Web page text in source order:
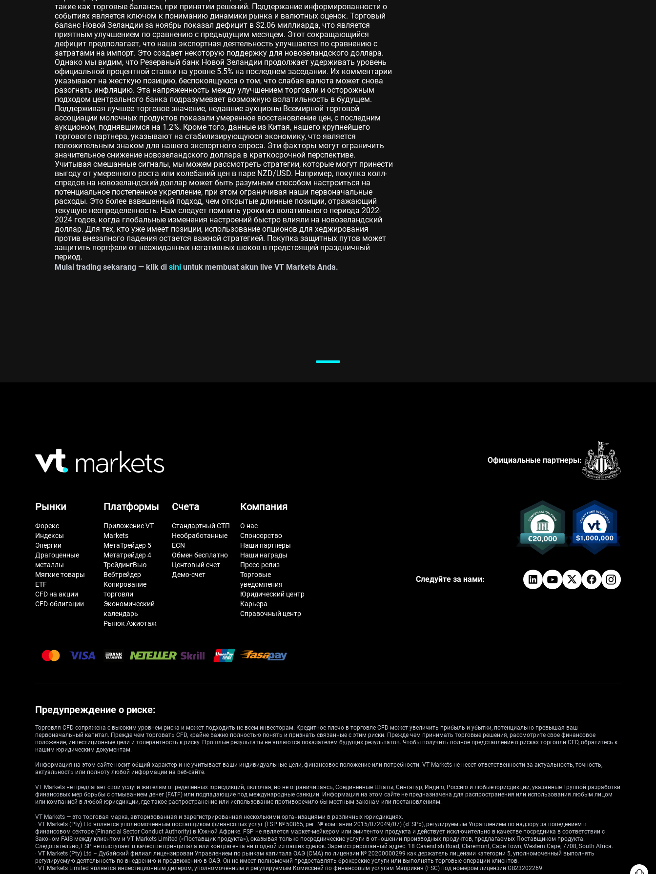
такие как торговые балансы, при принятии решений. Поддержание информированности о
событиях является ключом к пониманию динамики рынка и валютных оценок. Торговый
баланс Новой Зеландии за ноябрь показал дефицит в $2.06 миллиарда, что является
приятным улучшением по сравнению с предыдущим месяцем. Этот сокращающийся
дефицит предполагает, что наша экспортная деятельность улучшается по сравнению с
затратами на импорт. Это создает некоторую поддержку для новозеландского доллара.
Однако мы видим, что Резервный банк Новой Зеландии продолжает удерживать уровень
официальной процентной ставки на уровне 5.5% на последнем заседании. Их комментарии
указывают на жесткую позицию, беспокоящуюся о том, что слабая валюта может снова
разогнать инфляцию. Эта напряженность между улучшением торговли и осторожным
подходом центрального банка подразумевает возможную волатильность в будущем.
Поддерживая лучшее торговое значение, недавние аукционы Всемирной торговой
ассоциации молочных продуктов показали умеренное восстановление цен, с последним
аукционом, поднявшимся на 1.2%. Кроме того, данные из Китая, нашего крупнейшего
торгового партнера, указывают на стабилизирующуюся экономику, что является
положительным знаком для нашего экспортного спроса. Эти факторы могут ограничить
значительное снижение новозеландского доллара в краткосрочной перспективе.
Учитывая смешанные сигналы, мы можем рассмотреть стратегии, которые могут принести
выгоду от умеренного роста или колебаний цен в паре NZD/USD. Например, покупка колл-
спредов на новозеландский доллар может быть разумным способом настроиться на
потенциальное постепенное укрепление, при этом ограничивая наши первоначальные
расходы. Это более взвешенный подход, чем открытые длинные позиции, отражающий
текущую неопределенность. Нам следует помнить уроки из волатильного периода 2022-
2024 годов, когда глобальные изменения настроений быстро влияли на новозеландский
доллар. Для тех, кто уже имеет позиции, использование опционов для хеджирования
против внезапного падения остается важной стратегией. Покупка защитных путов может
защитить портфели от неожиданных негативных шоков в предстоящий праздничный
период.
Mulai trading sekarang — klik di sini untuk membuat akun live VT Markets Anda.
Официальные партнеры:
Рынки
Форекс
Индексы
Энергии
Драгоценные
металлы
Мягкие товары
ETF
CFD на акции
CFD-облигации
Платформы
Приложение VT
Markets
МетаТрейдер 5
Метатрейдер 4
ТрейдингВью
Вебтрейдер
Копирование
торговли
Экономический
календарь
Рынок Ажиотаж
Счета
Стандартный СТП
Необработанные
ECN
Обмен бесплатно
Центовый счет
Демо-счет
Компания
О нас
Спонсорство
Наши партнеры
Наши награды
Пресс-релиз
Торговые
уведомления
Юридический центр
Карьера
Справочный центр
Следуйте за нами:
Предупреждение о риске:
Торговля CFD сопряжена с высоким уровнем риска и может подходить не всем инвесторам. Кредитное плечо в торговле CFD может увеличить прибыль и убытки, потенциально превышая ваш
первоначальный капитал. Прежде чем торговать CFD, крайне важно полностью понять и признать связанные с этим риски. Прежде чем принимать торговые решения, рассмотрите свое финансовое
положение, инвестиционные цели и толерантность к риску. Прошлые результаты не являются показателем будущих результатов. Чтобы получить полное представление о рисках торговли CFD, обратитесь к
нашим юридическим документам.
Информация на этом сайте носит общий характер и не учитывает ваши индивидуальные цели, финансовое положение или потребности. VT Markets не несет ответственности за актуальность, точность,
актуальность или полноту любой информации на веб-сайте.
VT Markets не предлагает свои услуги жителям определенных юрисдикций, включая, но не ограничиваясь, Соединенные Штаты, Сингапур, Индию, Россию и любые юрисдикции, указанные Группой разработки
финансовых мер борьбы с отмыванием денег (FATF) или подпадающие под международные санкции. Информация на этом сайте не предназначена для распространения или использования любым лицом
или компанией в любой юрисдикции, где такое распространение или использование противоречило бы местным законам или постановлениям.
VT Markets — это торговая марка, авторизованная и зарегистрированная несколькими организациями в различных юрисдикциях.
· VT Markets (Pty) Ltd является уполномоченным поставщиком финансовых услуг (FSP № 50865, рег. № компании 2015/072049/07) («FSP»), регулируемым Управлением по надзору за поведением в
финансовом секторе (Financial Sector Conduct Authority) в Южной Африке. FSP не является маркет-мейкером или эмитентом продукта и действует исключительно в качестве посредника в соответствии с
Законом FAIS между клиентом и VT Markets Limited («Поставщик продукта»), оказывая только посреднические услуги в отношении производных продуктов, предлагаемых Поставщиком продукта.
Следовательно, FSP не выступает в качестве принципала или контрагента ни в одной из ваших сделок. Зарегистрированный адрес: 18 Cavendish Road, Claremont, Cape Town, Western Cape, 7708, South Africa.
· VT Markets (Pty) Ltd – Дубайский филиал лицензирован Управлением по рынкам капитала ОАЭ (CMA) по лицензии № 20200000299 как держатель лицензии категории 5, уполномоченный выполнять
регулируемую деятельность по внедрению и продвижению в ОАЭ. Он не имеет полномочий предоставлять брокерские услуги или выполнять торговые операции клиентов.
· VT Markets Limited является инвестиционным дилером, уполномоченным и регулируемым Комиссией по финансовым услугам Маврикия (FSC) под номером лицензии GB23202269.